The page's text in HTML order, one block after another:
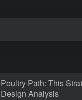
Poultry Path: This
Design Analysis